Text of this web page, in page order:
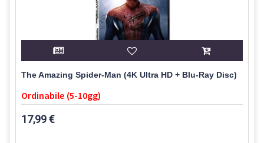
The Amazing Spider-Man (4K Ultra HD + Blu-Ray Disc)
Ordinabile (5-10gg)
17,99 €